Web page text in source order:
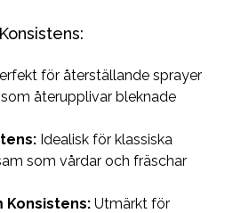
för återställande sprayer
återupplivar bleknade
Idealisk för klassiska
som vårdar och fräschar
Konsistens: Utmärkt för